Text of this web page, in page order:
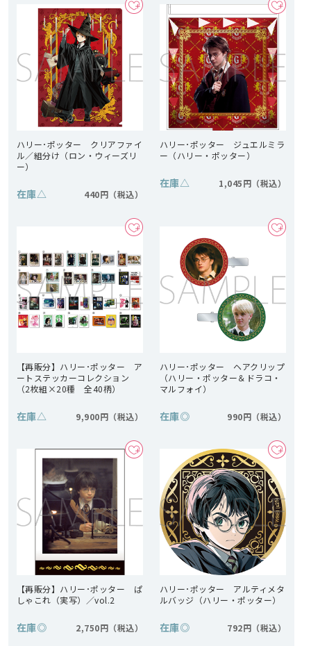
ハリー･ポッター クリアファイ
ル／組分け（ロン・ウィーズリ
ー）
在庫△ 440円
ハリー･ポッター ジュエルミラ
ー（ハリー・ポッター）
在庫△ 1,045円
【再販分】ハリー･ポッター ア
ートステッカーコレクション
（2枚組×20種 全40柄）
在庫△ 9,900円
ハリー･ポッター ヘアクリップ
（ハリー・ポッター＆ドラコ・
マルフォイ）
在庫◎ 990円
【再販分】ハリー･ポッター ぱ
しゃこれ（実写）／vol.2
在庫◎ 2,750円
ハリー･ポッター アルティメタ
ルバッジ（ハリー・ポッター）
在庫◎ 792円